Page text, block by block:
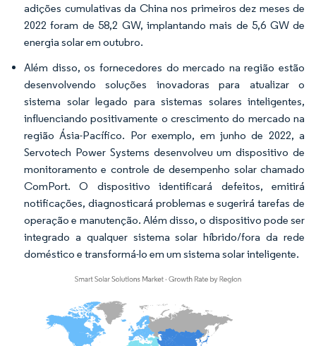
adições cumulativas da China nos primeiros dez meses de
2022 foram de 58,2 GW, implantando mais de 5,6 GW de
energia solar em outubro.
Além disso, os fornecedores do mercado na região estão
desenvolvendo soluções inovadoras para atualizar o
sistema solar legado para sistemas solares inteligentes,
influenciando positivamente o crescimento do mercado na
região Ásia-Pacífico. Por exemplo, em junho de 2022, a
Servotech Power Systems desenvolveu um dispositivo de
monitoramento e controle de desempenho solar chamado
ComPort. O dispositivo identificará defeitos, emitirá
notificações, diagnosticará problemas e sugerirá tarefas de
operação e manutenção. Além disso, o dispositivo pode ser
integrado a qualquer sistema solar híbrido/fora da rede
doméstico e transformá-lo em um sistema solar inteligente.